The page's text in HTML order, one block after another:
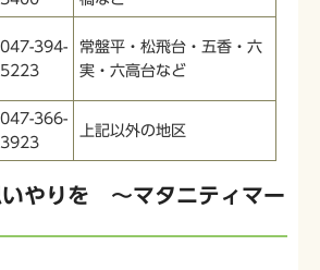
047-394-
5223
常盤平・松飛台・五香・六
実・六高台など
047-366-
3923
上記以外の地区
いやりを ～マタニティマー